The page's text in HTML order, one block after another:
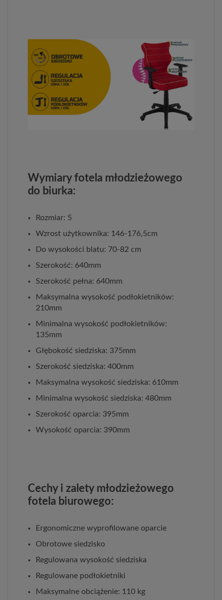
Wymiary fotela młodzieżowego
do biurka:
Rozmiar: 5
Wzrost użytkownika: 146-176,5cm
Do wysokości blatu: 70-82 cm
Szerokość: 640mm
Szerokość pełna: 640mm
Maksymalna wysokość podłokietników:
210mm
Minimalna wysokość podłokietników:
135mm
Głębokość siedziska: 375mm
Szerokość siedziska: 400mm
Maksymalna wysokość siedziska: 610mm
Minimalna wysokość siedziska: 480mm
Szerokość oparcia: 395mm
Wysokość oparcia: 390mm
Cechy i zalety młodzieżowego
fotela biurowego:
Ergonomiczne wyprofilowane oparcie
Obrotowe siedzisko
Regulowana wysokość siedziska
Regulowane podłokietniki
Maksymalne obciążenie: 110 kg